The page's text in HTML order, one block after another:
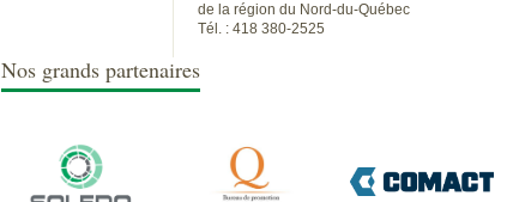
de la région du Nord-du-Québec
Tél. : 418 380-2525
Nos grands partenaires